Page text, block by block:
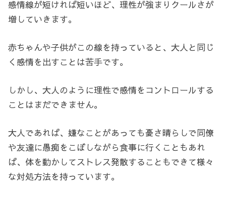
感情線が短ければ短いほど、理性が強まりクールさが
増していきます。
赤ちゃんや子供がこの線を持っていると、大人と同じ
く感情を出すことは苦手です。
しかし、大人のように理性で感情をコントロールする
ことはまだできません。
大人であれば、嫌なことがあっても憂さ晴らしで同僚
や友達に愚痴をこぼしながら食事に行くこともあれ
ば、体を動かしてストレス発散することもできて様々
な対処方法を持っています。